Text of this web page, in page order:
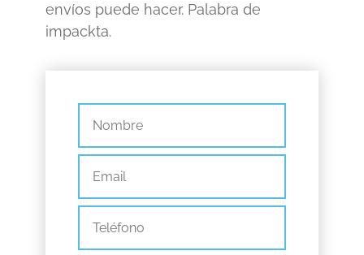
envíos puede hacer. Palabra de
impackta.